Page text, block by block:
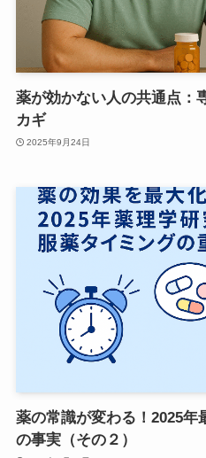
薬が効かない人の共通点：
カギ
2025年9月24日
薬の常識が変わる！2025年
の事実（その２）